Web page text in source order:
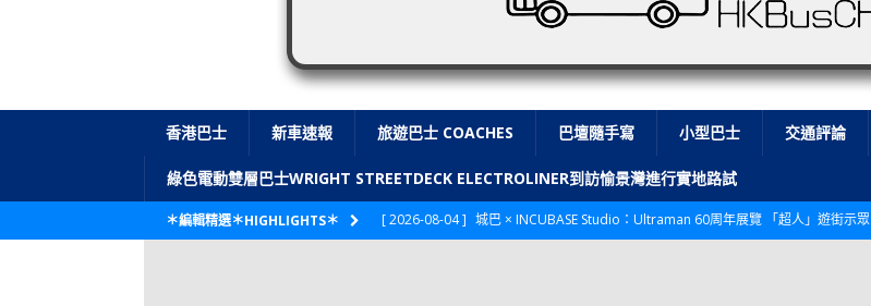
香港巴士 新車速報 旅遊巴士 COACHES 巴壇隨手寫 小型巴士 交通評論
綠色電動雙層巴士WRIGHT STREETDECK ELECTROLINER到訪愉景灣進行實地路試
＊編輯精選＊HIGHLIGHTS＊ [ 2026-08-04 ] 城巴 × INCUBASE Studio：Ultraman 60周年展覽 「超人」遊街示眾